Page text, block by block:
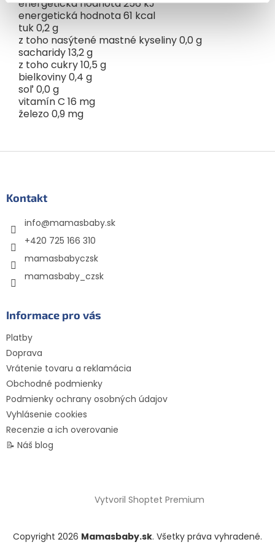
energetická hodnota 256 kJ
energetická hodnota 61 kcal
tuk 0,2 g
z toho nasýtené mastné kyseliny 0,0 g
sacharidy 13,2 g
z toho cukry 10,5 g
bielkoviny 0,4 g
soľ 0,0 g
vitamín C 16 mg
železo 0,9 mg
Kontakt
info@mamasbaby.sk
+420 725 166 310
mamasbabyczsk
mamasbaby_czsk
Informace pro vás
Platby
Doprava
Vrátenie tovaru a reklamácia
Obchodné podmienky
Podmienky ochrany osobných údajov
Vyhlásenie cookies
Recenzie a ich overovanie
📝 Náš blog
Vytvoril Shoptet Premium
Copyright 2026 Mamasbaby.sk. Všetky práva vyhradené.